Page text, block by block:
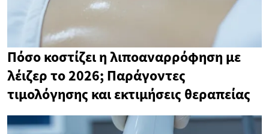
Πόσο κοστίζει η λιποαναρρόφηση με
λέιζερ το 2026; Παράγοντες
τιμολόγησης και εκτιμήσεις θεραπείας